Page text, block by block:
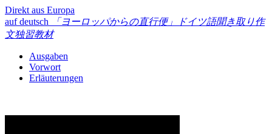
Direkt aus Europa
auf deutsch
「ヨーロッパからの直行便」
ドイツ語聞き取り作
文独習教材
Ausgaben
Vorwort
Erläuterungen